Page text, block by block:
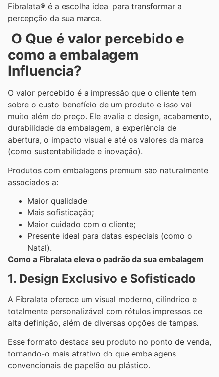
Fibralata® é a escolha ideal para transformar a
percepção da sua marca.
O Que é valor percebido e
como a embalagem
Influencia?
O valor percebido é a impressão que o cliente tem
sobre o custo-benefício de um produto e isso vai
muito além do preço. Ele avalia o design, acabamento,
durabilidade da embalagem, a experiência de
abertura, o impacto visual e até os valores da marca
(como sustentabilidade e inovação).
Produtos com embalagens premium são naturalmente
associados a:
Maior qualidade;
Mais sofisticação;
Maior cuidado com o cliente;
Presente ideal para datas especiais (como o
Natal).
Como a Fibralata eleva o padrão da sua embalagem
1. Design Exclusivo e Sofisticado
A Fibralata oferece um visual moderno, cilíndrico e
totalmente personalizável com rótulos impressos de
alta definição, além de diversas opções de tampas.
Esse formato destaca seu produto no ponto de venda,
tornando-o mais atrativo do que embalagens
convencionais de papelão ou plástico.